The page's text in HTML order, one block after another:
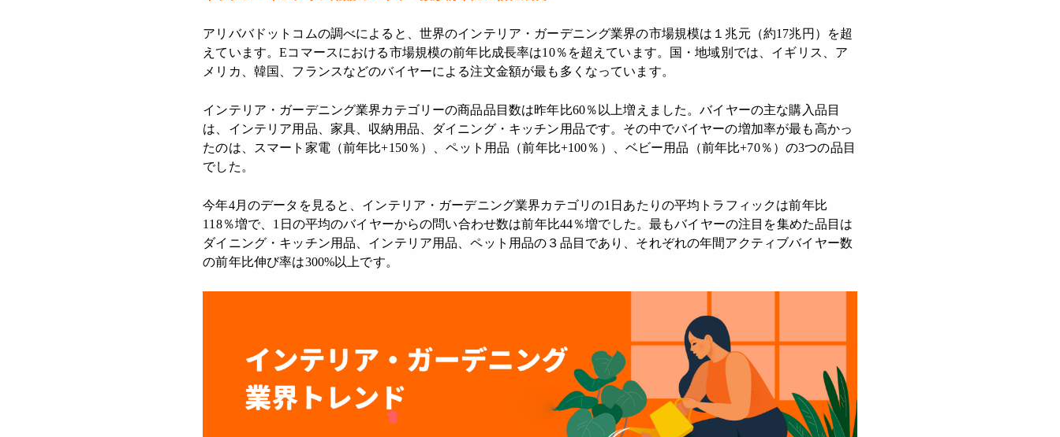
アリババドットコムの調べによると、世界のインテリア・ガーデニング業界の市場規模は１兆元（約17兆円）を超
えています。Eコマースにおける市場規模の前年比成長率は10％を超えています。国・地域別では、イギリス、ア
メリカ、韓国、フランスなどのバイヤーによる注文金額が最も多くなっています。
インテリア・ガーデニング業界カテゴリーの商品品目数は昨年比60％以上増えました。バイヤーの主な購入品目
は、インテリア用品、家具、収納用品、ダイニング・キッチン用品です。その中でバイヤーの増加率が最も高かっ
たのは、スマート家電（前年比+150％）、ペット用品（前年比+100％）、ベビー用品（前年比+70％）の3つの品目
でした。
今年4月のデータを見ると、インテリア・ガーデニング業界カテゴリの1日あたりの平均トラフィックは前年比
118％増で、1日の平均のバイヤーからの問い合わせ数は前年比44％増でした。最もバイヤーの注目を集めた品目は
ダイニング・キッチン用品、インテリア用品、ペット用品の３品目であり、それぞれの年間アクティブバイヤー数
の前年比伸び率は300%以上です。